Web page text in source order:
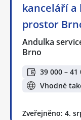
kanceláří a
prostor
Andulka
Brno
39 000 – 41
Vhodné
Zveřejněno: 4.